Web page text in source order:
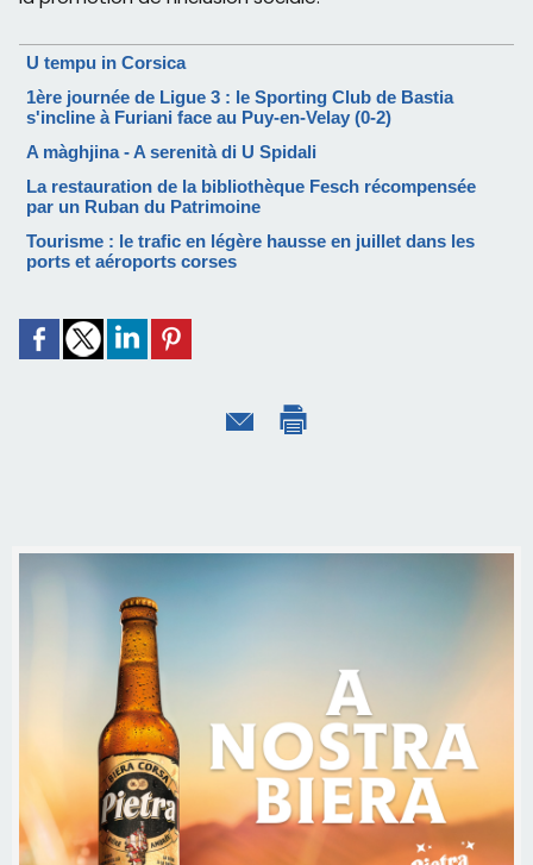
U tempu in Corsica
1ère journée de Ligue 3 : le Sporting Club de Bastia
s'incline à Furiani face au Puy-en-Velay (0-2)
A màghjina - A serenità di U Spidali
La restauration de la bibliothèque Fesch récompensée
par un Ruban du Patrimoine
Tourisme : le trafic en légère hausse en juillet dans les
ports et aéroports corses